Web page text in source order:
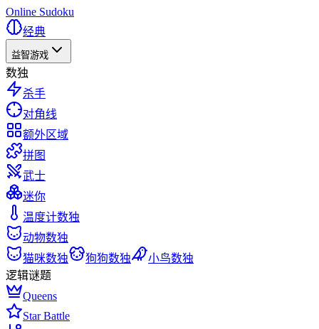
Online Sudoku
经典
益智游戏
数独
杀手
对角线
额外区域
拼图
武士
迷你
温度计数独
动物数独
猫咪数独
狗狗数独
小鸟数独
逻辑谜题
Queens
Star Battle